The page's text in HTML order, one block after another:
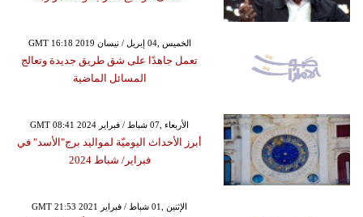
GMT 16:18 2019 الخميس ,04 إبريل / نيسان
تعمل جاهدًا على شق طريق جديدة وتعالج
المسائل الماضية
GMT 08:41 2024 الأربعاء ,07 شباط / فبراير
أبرز الأحداث اليوميّة لمواليد برج"الأسد" في
فبراير/ شباط 2024
GMT 21:53 2021 الإثنين ,01 شباط / فبراير